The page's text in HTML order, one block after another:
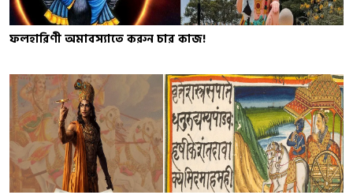
ফলহারিণী অমাবস্যাতে করুন চার কাজ!